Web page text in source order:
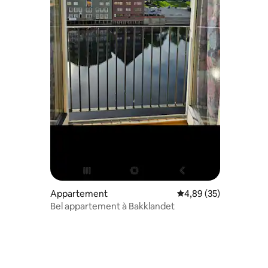
: 4,76 sur 5
Appartement Évaluation moyenne
4,89 (35)
Bel appartement à Bakklandet